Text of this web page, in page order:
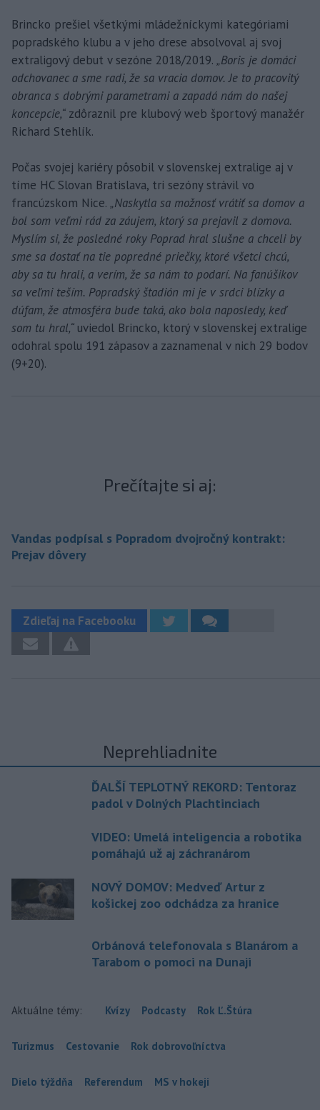
Brincko prešiel všetkými mládežníckymi kategóriami
popradského klubu a v jeho drese absolvoval aj svoj
extraligový debut v sezóne 2018/2019. „Boris je domáci
odchovanec a sme radi, že sa vracia domov. Je to pracovitý
obranca s dobrými parametrami a zapadá nám do našej
koncepcie,“ zdôraznil pre klubový web športový manažér
Richard Stehlík.
Počas svojej kariéry pôsobil v slovenskej extralige aj v
tíme HC Slovan Bratislava, tri sezóny strávil vo
francúzskom Nice. „Naskytla sa možnosť vrátiť sa domov a
bol som veľmi rád za záujem, ktorý sa prejavil z domova.
Myslím si, že posledné roky Poprad hral slušne a chceli by
sme sa dostať na tie popredné priečky, ktoré všetci chcú,
aby sa tu hrali, a verím, že sa nám to podarí. Na fanúšikov
sa veľmi teším. Popradský štadión mi je v srdci blízky a
dúfam, že atmosféra bude taká, ako bola naposledy, keď
som tu hral,“ uviedol Brincko, ktorý v slovenskej extralige
odohral spolu 191 zápasov a zaznamenal v nich 29 bodov
(9+20).
Prečítajte si aj:
Vandas podpísal s Popradom dvojročný kontrakt:
Prejav dôvery
Zdieľaj na Facebooku
Neprehliadnite
ĎALŠÍ TEPLOTNÝ REKORD: Tentoraz
padol v Dolných Plachtinciach
VIDEO: Umelá inteligencia a robotika
pomáhajú už aj záchranárom
NOVÝ DOMOV: Medveď Artur z
košickej zoo odchádza za hranice
Orbánová telefonovala s Blanárom a
Tarabom o pomoci na Dunaji
Aktuálne témy: Kvízy Podcasty Rok Ľ.Štúra
Turizmus Cestovanie Rok dobrovoľníctva
Dielo týždňa Referendum MS v hokeji